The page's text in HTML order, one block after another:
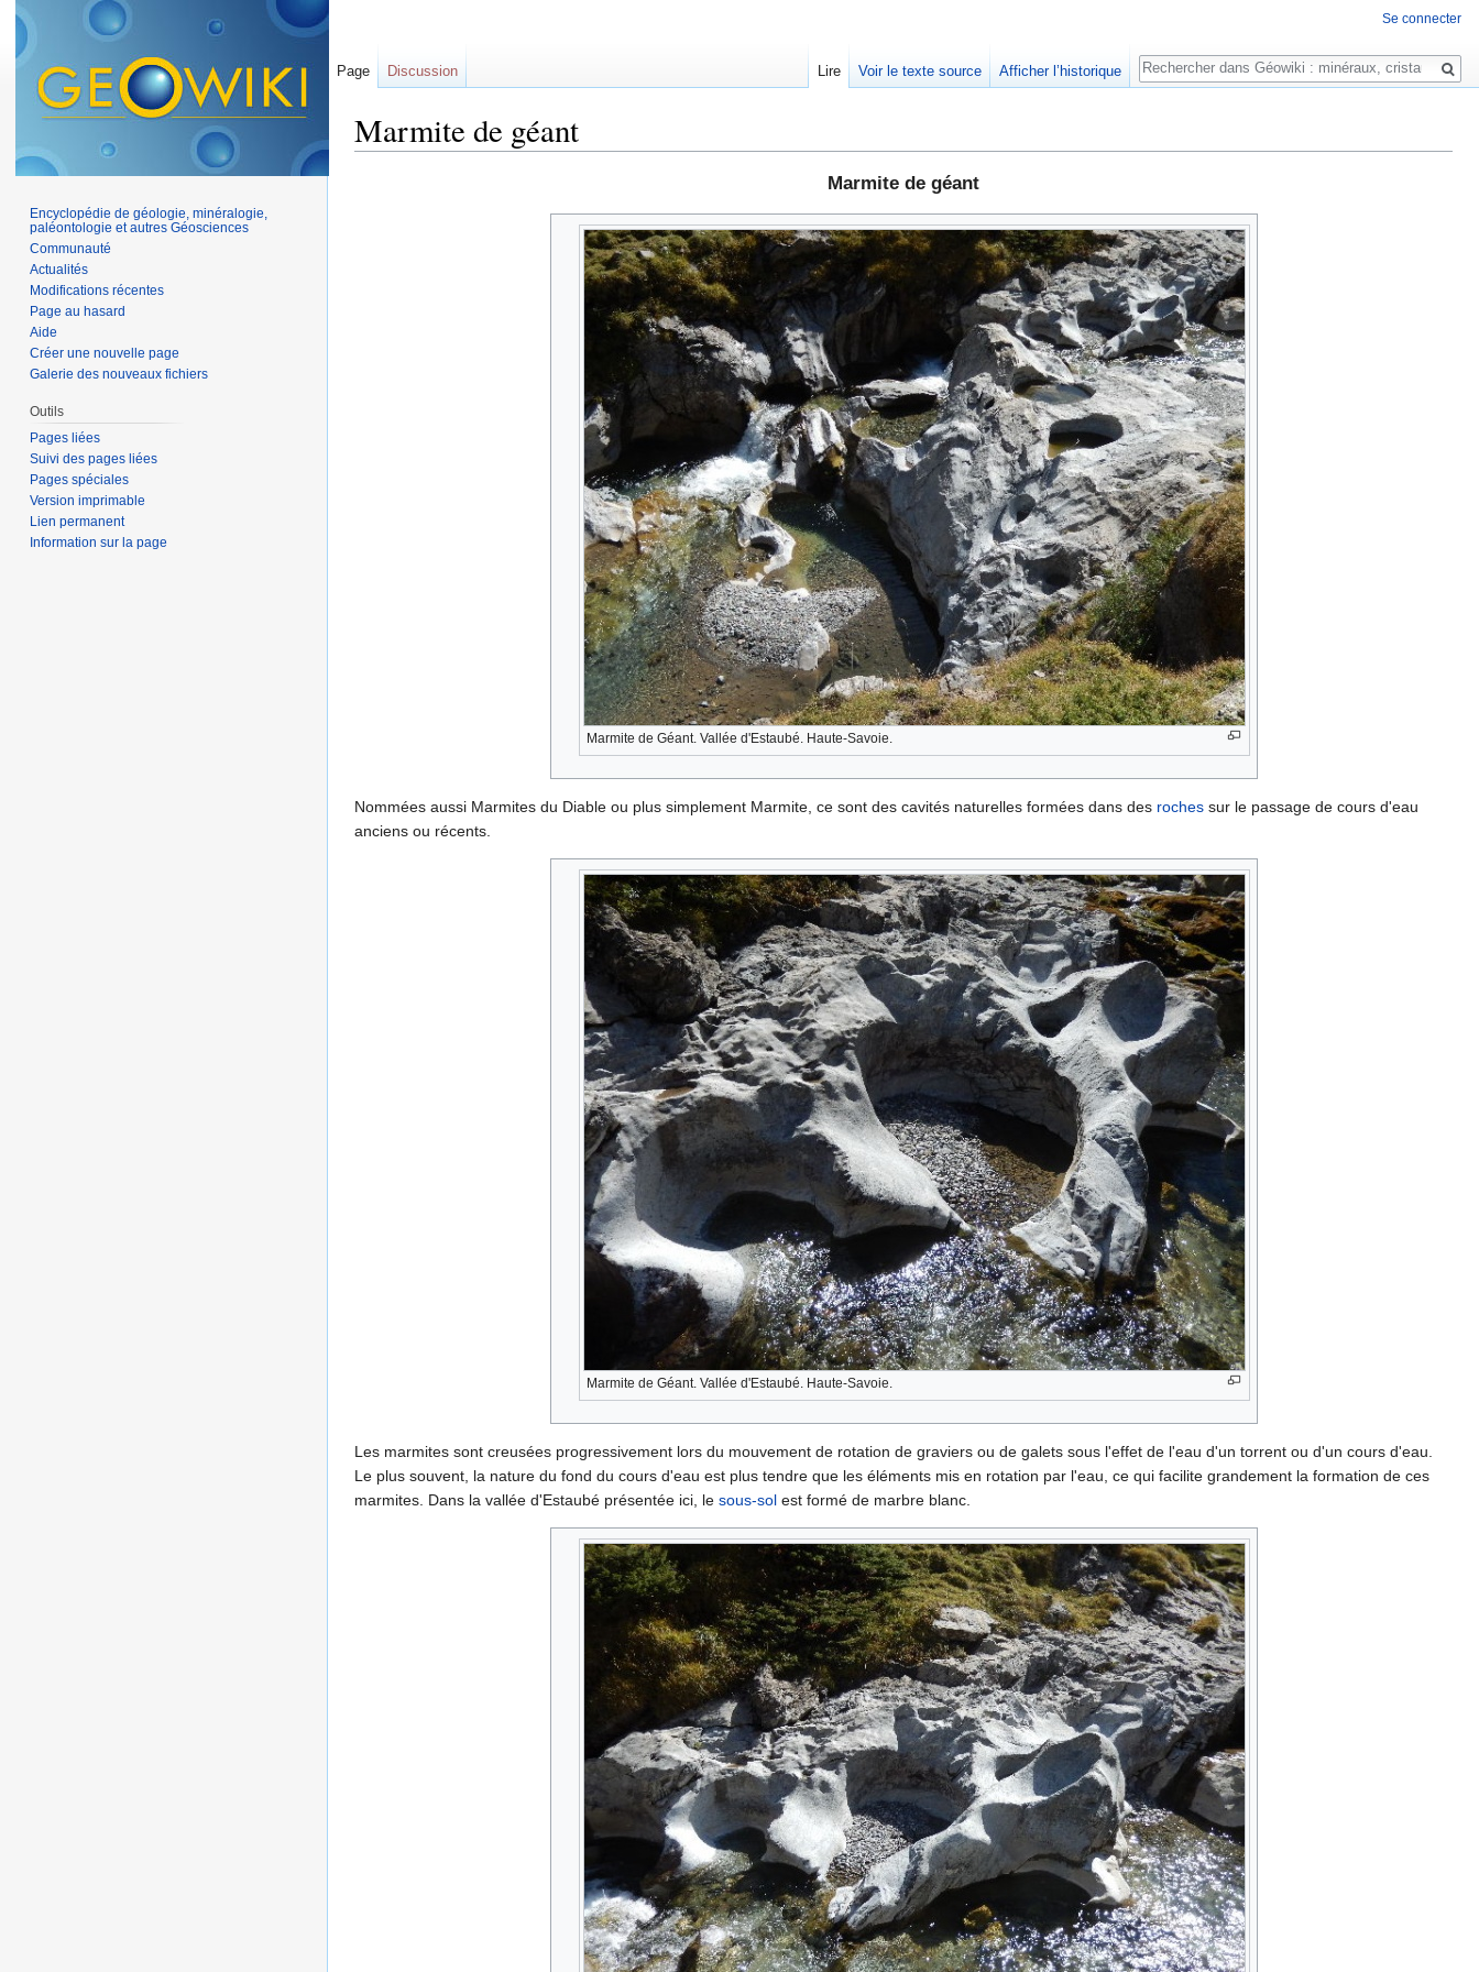
Marmite de géant
Marmite de géant
Marmite de Géant. Vallée d'Estaubé. Haute-Savoie.
Nommées aussi Marmites du Diable ou plus simplement Marmite, ce sont des cavités naturelles formées dans des roches sur le passage de cours d'eau
anciens ou récents.
Marmite de Géant. Vallée d'Estaubé. Haute-Savoie.
Les marmites sont creusées progressivement lors du mouvement de rotation de graviers ou de galets sous l'effet de l'eau d'un torrent ou d'un cours d'eau.
Le plus souvent, la nature du fond du cours d'eau est plus tendre que les éléments mis en rotation par l'eau, ce qui facilite grandement la formation de ces
marmites. Dans la vallée d'Estaubé présentée ici, le sous-sol est formé de marbre blanc.
Se connecter
Page Discussion Lire Voir le texte source Afficher l’historique
Rechercher
Encyclopédie de géologie, minéralogie,
paléontologie et autres Géosciences
Communauté
Actualités
Modifications récentes
Page au hasard
Aide
Créer une nouvelle page
Galerie des nouveaux fichiers
Outils
Pages liées
Suivi des pages liées
Pages spéciales
Version imprimable
Lien permanent
Information sur la page